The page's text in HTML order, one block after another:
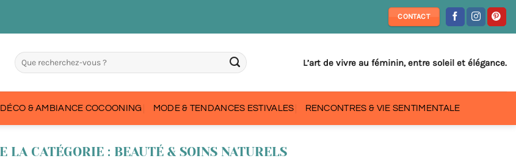
CONTACT
L’art de vivre au féminin, entre soleil et élégance.
DÉCO & AMBIANCE COCOONING MODE & TENDANCES ESTIVALES RENCONTRES & VIE SENTIMENTALE
BEAUTÉ & SOINS NATURELS